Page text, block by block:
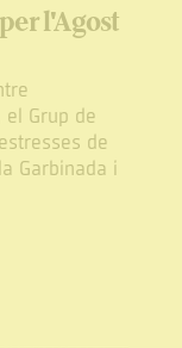
l'Agost
el Grup de
de
Garbinada i